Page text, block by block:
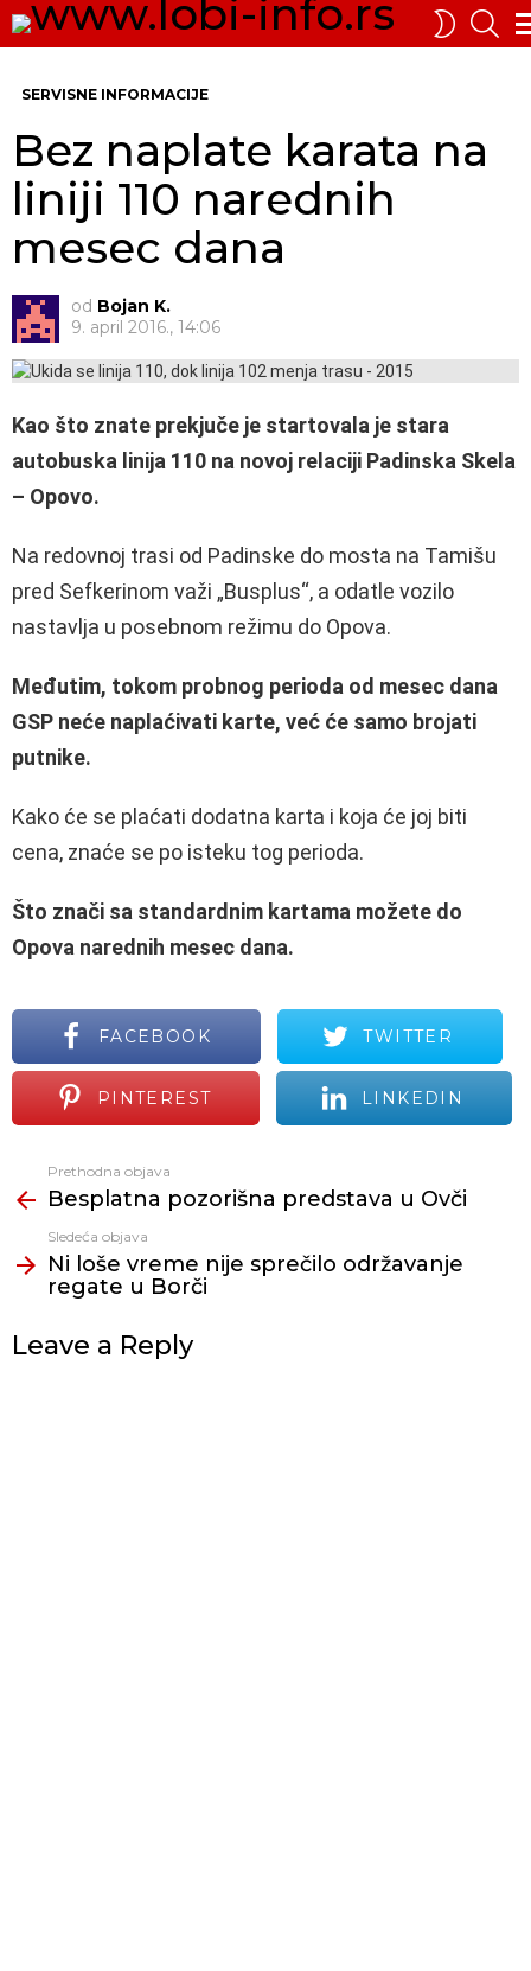
SWITCH
SKIN
SERVISNE INFORMACIJE
Bez naplate karata na
liniji 110 narednih
mesec dana
od Bojan K.
9. april 2016., 14:06
Kao što znate prekjuče je startovala je stara
autobuska linija 110 na novoj relaciji Padinska Skela
– Opovo.
Na redovnoj trasi od Padinske do mosta na Tamišu
pred Sefkerinom važi „Busplus“, a odatle vozilo
nastavlja u posebnom režimu do Opova.
Međutim, tokom probnog perioda od mesec dana
GSP neće naplaćivati karte, već će samo brojati
putnike.
Kako će se plaćati dodatna karta i koja će joj biti
cena, znaće se po isteku tog perioda.
Što znači sa standardnim kartama možete do
Opova narednih mesec dana.
FACEBOOK TWITTER
PINTEREST LINKEDIN
još
Prethodna objava
Besplatna pozorišna predstava u Ovči
Sledeća objava
Ni loše vreme nije sprečilo održavanje
regate u Borči
Leave a Reply